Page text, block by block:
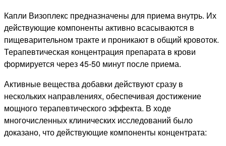
Капли Визоплекс предназначены для приема внутрь. Их
действующие компоненты активно всасываются в
пищеварительном тракте и проникают в общий кровоток.
Терапевтическая концентрация препарата в крови
формируется через 45-50 минут после приема.
Активные вещества добавки действуют сразу в
нескольких направлениях, обеспечивая достижение
мощного терапевтического эффекта. В ходе
многочисленных клинических исследований было
доказано, что действующие компоненты концентрата: